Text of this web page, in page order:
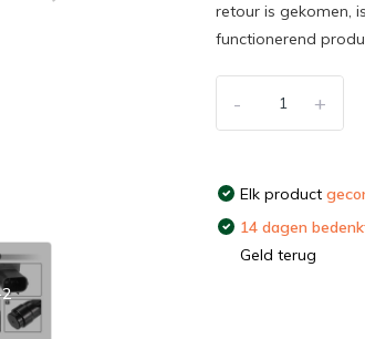
retour is gekomen,
functionerend
+
-
Elk product
14 dagen
Geld terug